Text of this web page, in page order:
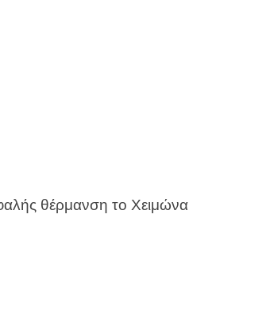
θέρμανση το Χειμώνα